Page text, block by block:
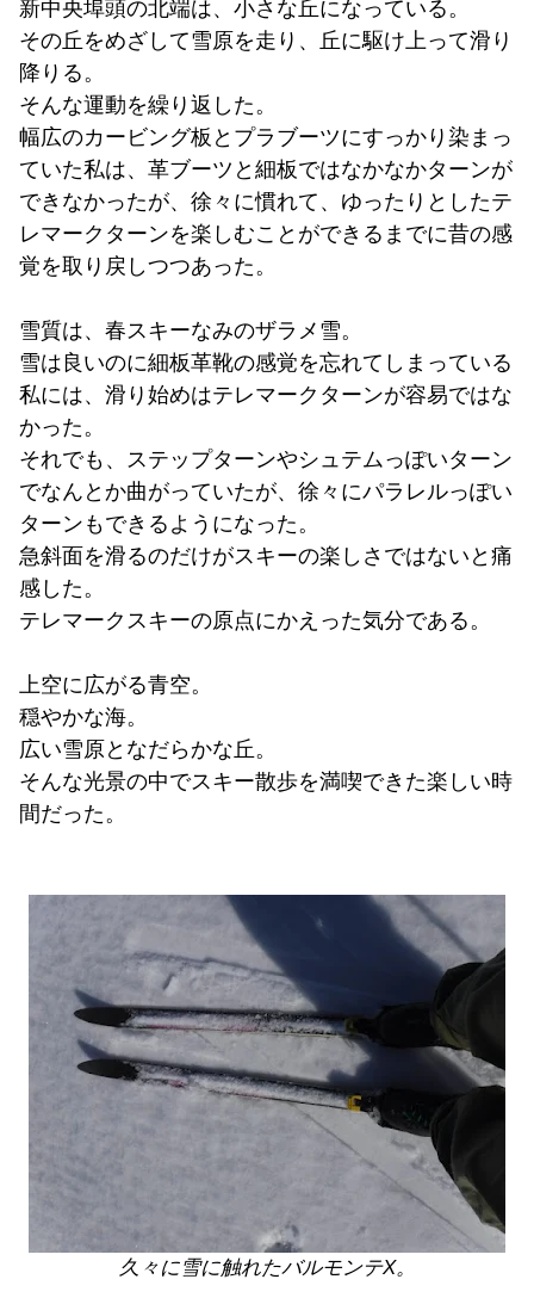
新中央埠頭の北端は、小さな丘になっている。
その丘をめざして雪原を走り、丘に駆け上って滑り
降りる。
そんな運動を繰り返した。
幅広のカービング板とプラブーツにすっかり染まっ
ていた私は、革ブーツと細板ではなかなかターンが
できなかったが、徐々に慣れて、ゆったりとしたテ
レマークターンを楽しむことができるまでに昔の感
覚を取り戻しつつあった。
雪質は、春スキーなみのザラメ雪。
雪は良いのに細板革靴の感覚を忘れてしまっている
私には、滑り始めはテレマークターンが容易ではな
かった。
それでも、ステップターンやシュテムっぽいターン
でなんとか曲がっていたが、徐々にパラレルっぽい
ターンもできるようになった。
急斜面を滑るのだけがスキーの楽しさではないと痛
感した。
テレマークスキーの原点にかえった気分である。
上空に広がる青空。
穏やかな海。
広い雪原となだらかな丘。
そんな光景の中でスキー散歩を満喫できた楽しい時
間だった。
久々に雪に触れたバルモンテX。